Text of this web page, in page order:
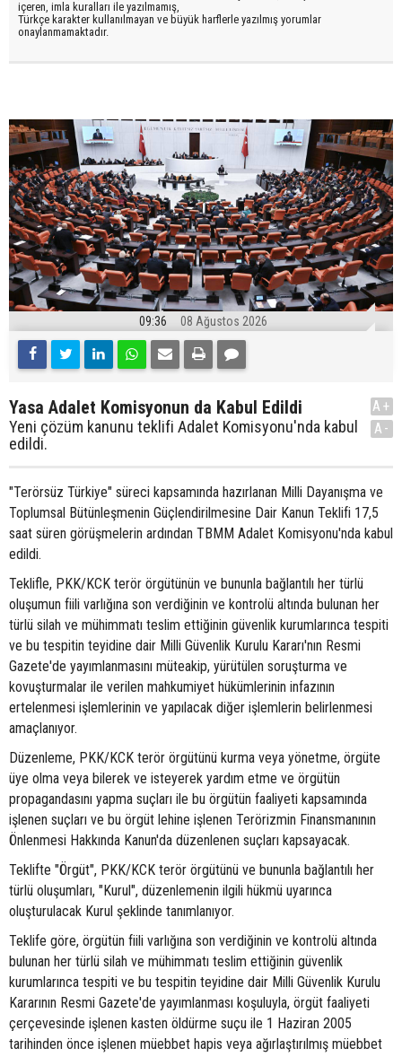
içeren, imla kuralları ile yazılmamış,
Türkçe karakter kullanılmayan ve büyük harflerle yazılmış yorumlar
onaylanmamaktadır.
09:36 08 Ağustos 2026
Yasa Adalet Komisyonun da Kabul Edildi
Yeni çözüm kanunu teklifi Adalet Komisyonu'nda kabul
edildi.
A+
A-
"Terörsüz Türkiye" süreci kapsamında hazırlanan Milli Dayanışma ve
Toplumsal Bütünleşmenin Güçlendirilmesine Dair Kanun Teklifi 17,5
saat süren görüşmelerin ardından TBMM Adalet Komisyonu'nda kabul
edildi.
Teklifle, PKK/KCK terör örgütünün ve bununla bağlantılı her türlü
oluşumun fiili varlığına son verdiğinin ve kontrolü altında bulunan her
türlü silah ve mühimmatı teslim ettiğinin güvenlik kurumlarınca tespiti
ve bu tespitin teyidine dair Milli Güvenlik Kurulu Kararı'nın Resmi
Gazete'de yayımlanmasını müteakip, yürütülen soruşturma ve
kovuşturmalar ile verilen mahkumiyet hükümlerinin infazının
ertelenmesi işlemlerinin ve yapılacak diğer işlemlerin belirlenmesi
amaçlanıyor.
Düzenleme, PKK/KCK terör örgütünü kurma veya yönetme, örgüte
üye olma veya bilerek ve isteyerek yardım etme ve örgütün
propagandasını yapma suçları ile bu örgütün faaliyeti kapsamında
işlenen suçları ve bu örgüt lehine işlenen Terörizmin Finansmanının
Önlenmesi Hakkında Kanun'da düzenlenen suçları kapsayacak.
Teklifte "Örgüt", PKK/KCK terör örgütünü ve bununla bağlantılı her
türlü oluşumları, "Kurul", düzenlemenin ilgili hükmü uyarınca
oluşturulacak Kurul şeklinde tanımlanıyor.
Teklife göre, örgütün fiili varlığına son verdiğinin ve kontrolü altında
bulunan her türlü silah ve mühimmatı teslim ettiğinin güvenlik
kurumlarınca tespiti ve bu tespitin teyidine dair Milli Güvenlik Kurulu
Kararının Resmi Gazete'de yayımlanması koşuluyla, örgüt faaliyeti
çerçevesinde işlenen kasten öldürme suçu ile 1 Haziran 2005
tarihinden önce işlenen müebbet hapis veya ağırlaştırılmış müebbet